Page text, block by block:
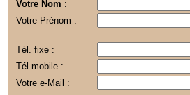
Votre Nom :
Votre Prénom :
Tél. fixe :
Tél mobile :
Votre e-Mail :